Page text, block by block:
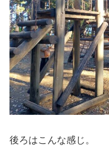
後ろはこんな感じ。